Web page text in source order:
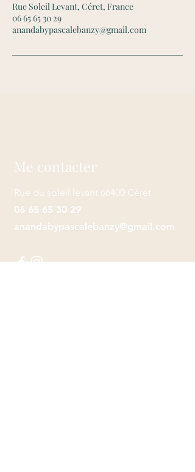
Rue Soleil Levant, Céret, France
06 65 65 30 29
anandabypascalebanzy@gmail.com
Me contacter
Rue du soleil levant 66400 Céret
06 65 65 30 29
anandabypascalebanzy@gmail.com